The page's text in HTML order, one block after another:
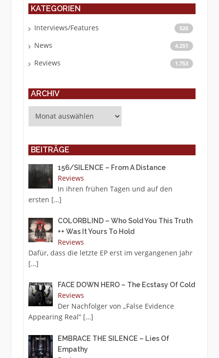
KATEGORIEN
Interviews/Features 520
News 4.251
Reviews 1.753
ARCHIV
BEITRÄGE
156/SILENCE – From A Distance
Reviews
In ihren frühen Tagen und auf den
ersten […]
COLORBLIND – Who Sold You This Truth
++ Was It Yours To Hold
Reviews
Dafür, dass die letzte EP erst im vergangenen Jahr
[…]
FACE DOWN HERO – The Ecstasy Of Cold
Reviews
Der Nachfolger von „False Evidence
Appearing Real“ […]
EMBRACE THE SILENCE – Lies Of
Empathy